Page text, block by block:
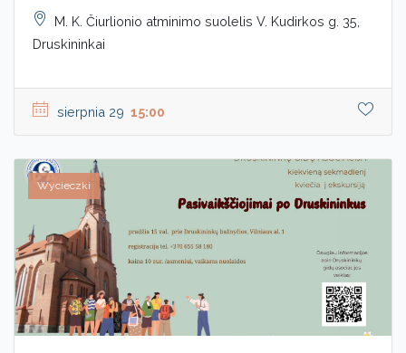
M. K. Čiurlionio atminimo suolelis V. Kudirkos g. 35,
Druskininkai
sierpnia 29 15:00
Wycieczki